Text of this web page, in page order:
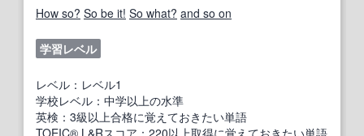
How so? So be it! So what? and so on
学習レベル
レベル：レベル1
学校レベル：中学以上の水準
英検：3級以上合格に覚えておきたい単語